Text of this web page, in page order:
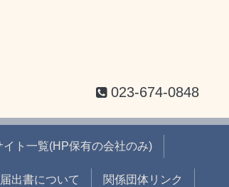
023-674-0848
ト一覧(HP保有の会社のみ)
出書について 関係団体リンク